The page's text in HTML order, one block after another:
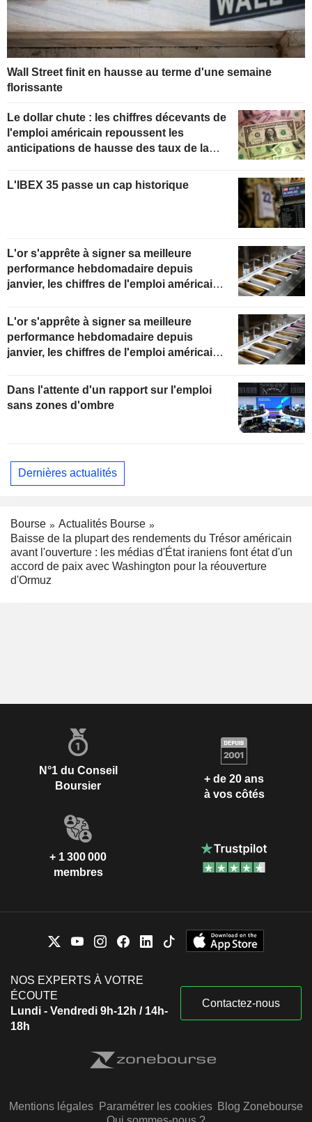
Wall Street finit en hausse au terme d'une semaine
florissante
Le dollar chute : les chiffres décevants de
l'emploi américain repoussent les
anticipations de hausse des taux de la
L'IBEX 35 passe un cap historique
L'or s'apprête à signer sa meilleure
performance hebdomadaire depuis
janvier, les chiffres de l'emploi américain
L'or s'apprête à signer sa meilleure
performance hebdomadaire depuis
janvier, les chiffres de l'emploi américain
Dans l'attente d'un rapport sur l'emploi
sans zones d'ombre
Dernières actualités
Bourse
Actualités Bourse
Baisse de la plupart des rendements du Trésor américain
avant l'ouverture : les médias d'État iraniens font état d'un
accord de paix avec Washington pour la réouverture
d'Ormuz
N°1 du Conseil
Boursier
+ de 20 ans
à vos côtés
+ 1 300 000
membres
NOS EXPERTS À VOTRE
ÉCOUTE
Lundi - Vendredi 9h-12h / 14h-
18h
Contactez-nous
Mentions légales Paramétrer les cookies Blog Zonebourse